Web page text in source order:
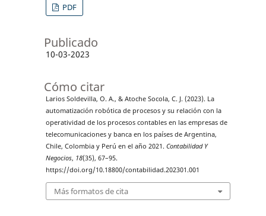
PDF
Publicado
10-03-2023
Cómo citar
Larios Soldevilla, O. A., & Atoche Socola, C. J. (2023). La
automatización robótica de procesos y su relación con la
operatividad de los procesos contables en las empresas de
telecomunicaciones y banca en los países de Argentina,
Chile, Colombia y Perú en el año 2021. Contabilidad Y
Negocios, 18(35), 67–95.
https://doi.org/10.18800/contabilidad.202301.001
Más formatos de cita